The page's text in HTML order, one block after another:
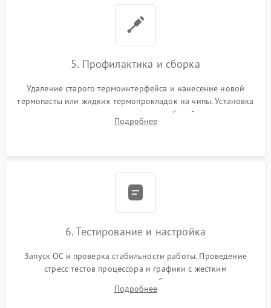
5. Профилактика и сборка
Удаление старого термоинтерфейса и нанесение новой
термопасты или жидких термопрокладок на чипы. Установка
платы в корпус, аккуратная укладка кабелей и антенн для
предотвращения пережатия. Надежное закрытие корпуса.
Подробнее
6. Тестирование и настройка
Запуск ОС и проверка стабильности работы. Проведение
стресс-тестов процессора и графики с жестким
мониторингом температур во избежание троттлинга.
Проверка работы Wi-Fi, Bluetooth, звука и всех внешних
Подробнее